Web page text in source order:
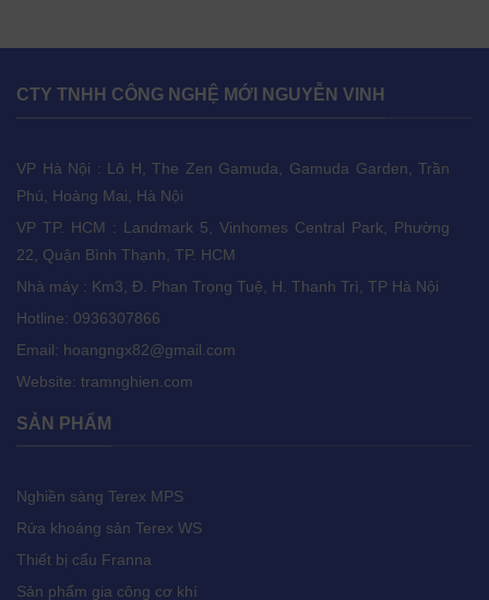
CTY TNHH CÔNG NGHỆ MỚI NGUYỄN VINH
VP Hà Nội : Lô H, The Zen Gamuda, Gamuda Garden, Trần
Phú, Hoàng Mai, Hà Nội
VP TP. HCM : Landmark 5, Vinhomes Central Park, Phường
22, Quận Bình Thạnh, TP. HCM
Nhà máy : Km3, Đ. Phan Trọng Tuệ, H. Thanh Trì, TP Hà Nội
Hotline: 0936307866
Email: hoangngx82@gmail.com
Website: tramnghien.com
SẢN PHẨM
Nghiền sàng Terex MPS
Rửa khoáng sản Terex WS
Thiết bị cẩu Franna
Sản phẩm gia công cơ khí